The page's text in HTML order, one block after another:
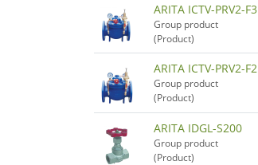
ARITA ICTV-PRV2-F3
Group product
(Product)
ARITA ICTV-PRV2-F2
Group product
(Product)
ARITA IDGL-S200
Group product
(Product)